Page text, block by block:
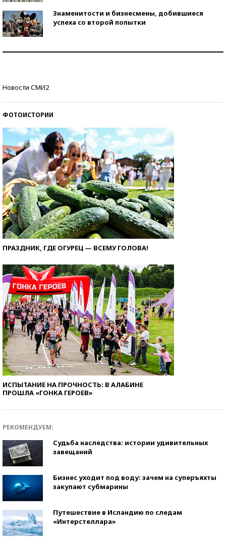
Знаменитости и бизнесмены, добившиеся
успеха со второй попытки
Новости СМИ2
ФОТОИСТОРИИ
ПРАЗДНИК, ГДЕ ОГУРЕЦ — ВСЕМУ ГОЛОВА!
ИСПЫТАНИЕ НА ПРОЧНОСТЬ: В АЛАБИНЕ
ПРОШЛА «ГОНКА ГЕРОЕВ»
РЕКОМЕНДУЕМ:
Судьба наследства: истории удивительных
завещаний
Бизнес уходит под воду: зачем на суперъяхты
закупают субмарины
Путешествие в Исландию по следам
«Интерстеллара»